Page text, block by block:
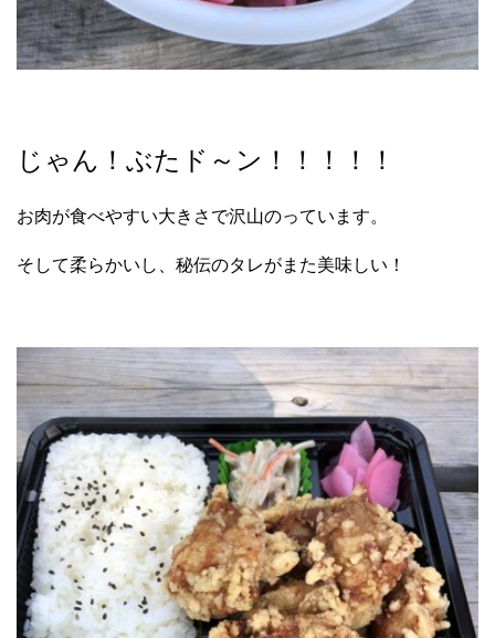
じゃん！ぶたド～ン！！！！！
お肉が食べやすい大きさで沢山のっています。
そして柔らかいし、秘伝のタレがまた美味しい！